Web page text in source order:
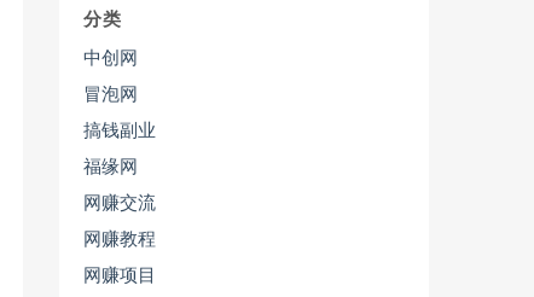
分类
中创网
冒泡网
搞钱副业
福缘网
网赚交流
网赚教程
网赚项目